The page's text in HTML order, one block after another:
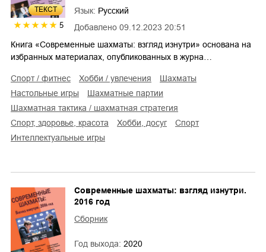
ТЕКСТ
5 Добавлено 09.12.2023 20:51
Язык: Русский
Книга «Современные шахматы: взгляд изнутри» основана на
избранных материалах, опубликованных в журна…
спорт / фитнес хобби / увлечения
шахматы
настольные игры
шахматные партии
шахматная тактика / шахматная стратегия
спорт, здоровье, красота
хобби, досуг
спорт
интеллектуальные игры
Современные шахматы: взгляд изнутри.
2016 год
Сборник
Год выхода: 2020